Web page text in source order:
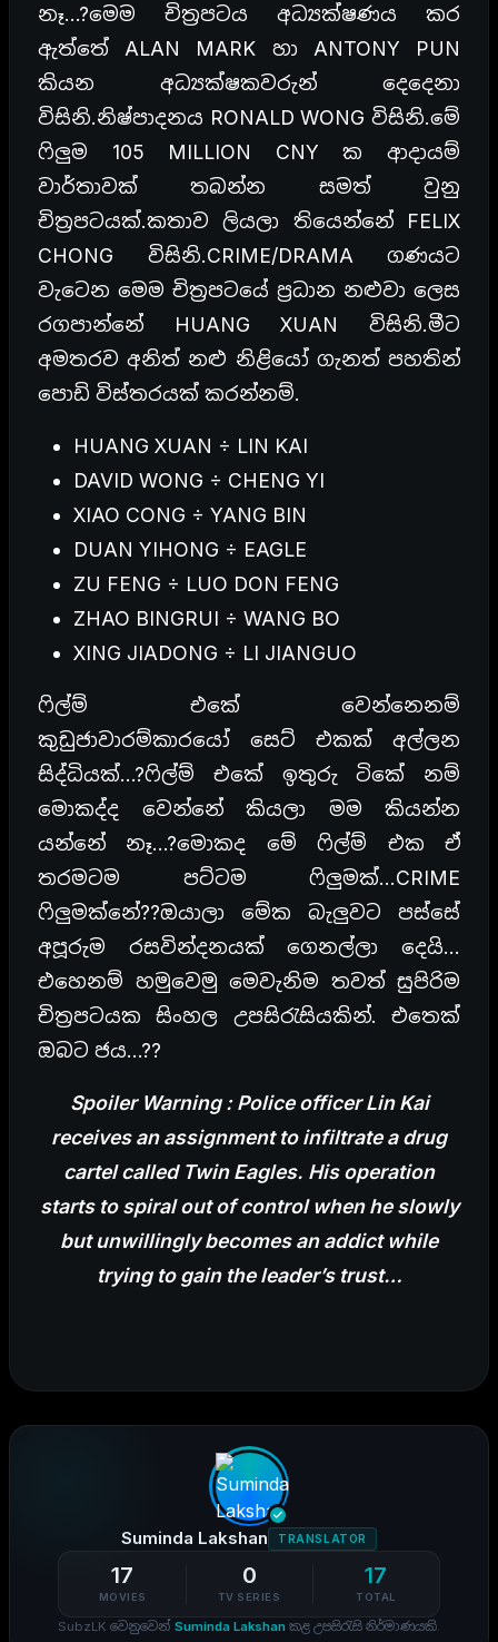
නෑ…?මෙම චිත්‍රපටය අධ්‍යක්ෂණය කර
ඇත්තේ ALAN MARK හා ANTONY PUN
කියන අධ්‍යක්ෂකවරුන් දෙදෙනා
විසිනි.නිෂ්පාදනය RONALD WONG විසිනි.මේ
ෆිලුම 105 MILLION CNY ක ආදායම්
වාර්තාවක් තබන්න සමත් වුනු
චිත්‍රපටයක්.කතාව ලියලා තියෙන්නේ FELIX
CHONG විසිනි.CRIME/DRAMA ගණයට
වැටෙන මෙම චිත්‍රපටයේ ප්‍රධාන නළුවා ලෙස
රගපාන්නේ HUANG XUAN විසිනි.මීට
අමතරව අනිත් නළු නිළියෝ ගැනත් පහතින්
පොඩි විස්තරයක් කරන්නම්.
HUANG XUAN ÷ LIN KAI
DAVID WONG ÷ CHENG YI
XIAO CONG ÷ YANG BIN
DUAN YIHONG ÷ EAGLE
ZU FENG ÷ LUO DON FENG
ZHAO BINGRUI ÷ WANG BO
XING JIADONG ÷ LI JIANGUO
ෆිල්ම් එකේ වෙන්නෙනම්
කුඩුජාවාරම්කාරයෝ සෙට් එකක් අල්ලන
සිද්ධියක්…?ෆිල්ම් එකේ ඉතුරු ටිකේ නම්
මොකද්ද වෙන්නේ කියලා මම කියන්න
යන්නේ නෑ…?මොකද මේ ෆිල්ම් එක ඒ
තරමටම පට්ටම ෆිලුමක්…CRIME
ෆිලුමක්නේ??ඔයාලා මේක බැලුවට පස්සේ
අපූරුම රසවින්දනයක් ගෙනල්ලා දෙයි…
එහෙනම් හමුවෙමු මෙවැනිම තවත් සුපිරිම
චිත්‍රපටයක සිංහල උපසිරැසියකින්. එතෙක්
ඔබට ජය…??
Spoiler Warning : Police officer Lin Kai
receives an assignment to infiltrate a drug
cartel called Twin Eagles. His operation
starts to spiral out of control when he slowly
but unwillingly becomes an addict while
trying to gain the leader’s trust…
Suminda Lakshan TRANSLATOR
17
MOVIES
0
TV SERIES
17
TOTAL
SubzLK වෙනුවෙන් Suminda Lakshan කළ උපසිරැසි නිර්මාණයකි.